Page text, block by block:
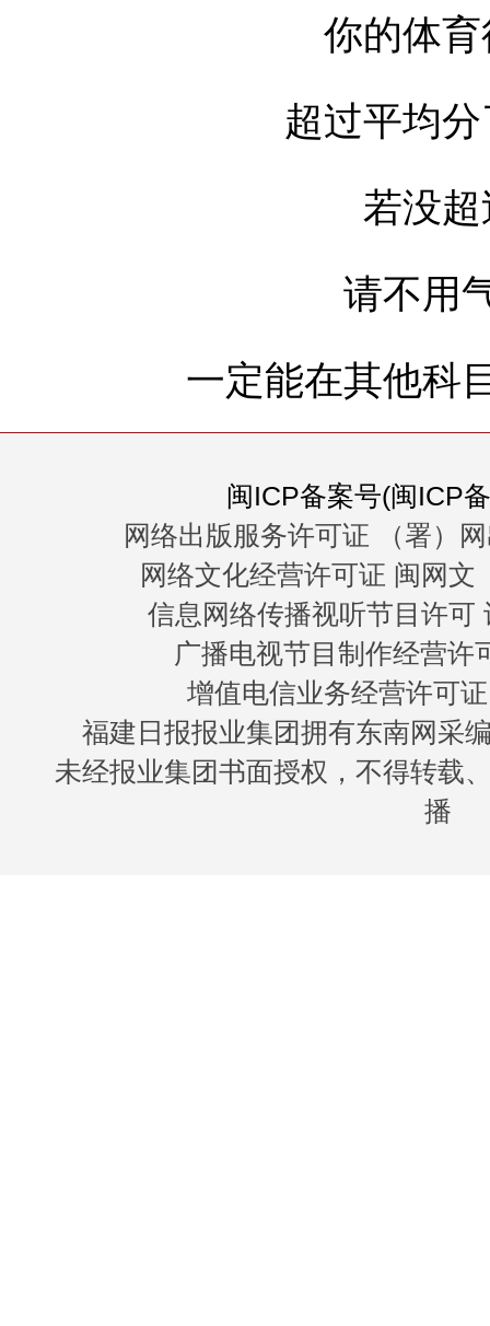
你的体
超过平均
若没超
请不用
一定能在其他科
闽ICP备案号(闽ICP
网络出版服务许可证 （署）
网络文化经营许可证 闽网文
信息网络传播视听节目许可
广播电视节目制作经营许
增值电信业务经营许可
福建日报报业集团拥有东南网采
未经报业集团书面授权，不得转载
播